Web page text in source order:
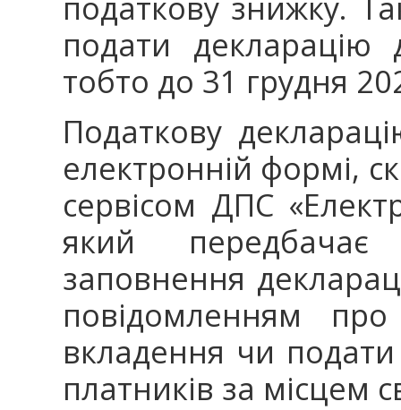
подати декларацію
тобто до 31 грудня
Податкову
електронній формі,
сервісом ДПС
який передбачає
заповнення
повідомленням
вкладення чи
платників за місцем